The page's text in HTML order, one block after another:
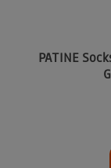
PATINE